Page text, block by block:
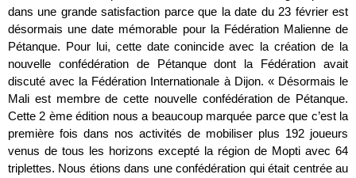
dans une grande satisfaction parce que la date du 23 février est
désormais une date mémorable pour la Fédération Malienne de
Pétanque. Pour lui, cette date conincide avec la création de la
nouvelle confédération de Pétanque dont la Fédération avait
discuté avec la Fédération Internationale à Dijon. « Désormais le
Mali est membre de cette nouvelle confédération de Pétanque.
Cette 2 ème édition nous a beaucoup marquée parce que c’est la
première fois dans nos activités de mobiliser plus 192 joueurs
venus de tous les horizons excepté la région de Mopti avec 64
triplettes. Nous étions dans une confédération qui était centrée au